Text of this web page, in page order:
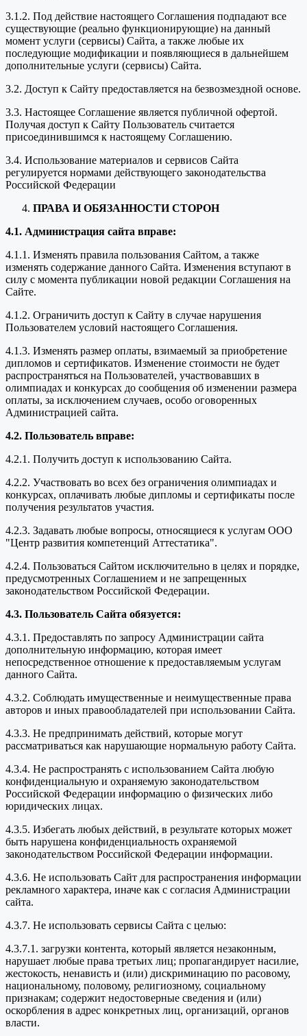
3.1.2. Под действие настоящего Соглашения подпадают все
существующие (реально функционирующие) на данный
момент услуги (сервисы) Сайта, а также любые их
последующие модификации и появляющиеся в дальнейшем
дополнительные услуги (сервисы) Сайта.
3.2. Доступ к Сайту предоставляется на безвозмездной основе.
3.3. Настоящее Соглашение является публичной офертой.
Получая доступ к Сайту Пользователь считается
присоединившимся к настоящему Соглашению.
3.4. Использование материалов и сервисов Сайта
регулируется нормами действующего законодательства
Российской Федерации
ПРАВА И ОБЯЗАННОСТИ СТОРОН
4.1. Администрация сайта вправе:
4.1.1. Изменять правила пользования Сайтом, а также
изменять содержание данного Сайта. Изменения вступают в
силу с момента публикации новой редакции Соглашения на
Сайте.
4.1.2. Ограничить доступ к Сайту в случае нарушения
Пользователем условий настоящего Соглашения.
4.1.3. Изменять размер оплаты, взимаемый за приобретение
дипломов и сертификатов. Изменение стоимости не будет
распространяться на Пользователей, участвовавших в
олимпиадах и конкурсах до сообщения об изменении размера
оплаты, за исключением случаев, особо оговоренных
Администрацией сайта.
4.2. Пользователь вправе:
4.2.1. Получить доступ к использованию Сайта.
4.2.2. Участвовать во всех без ограничения олимпиадах и
конкурсах, оплачивать любые дипломы и сертификаты после
получения результатов участия.
4.2.3. Задавать любые вопросы, относящиеся к услугам ООО
"Центр развития компетенций Аттестатика".
4.2.4. Пользоваться Сайтом исключительно в целях и порядке,
предусмотренных Соглашением и не запрещенных
законодательством Российской Федерации.
4.3. Пользователь Сайта обязуется:
4.3.1. Предоставлять по запросу Администрации сайта
дополнительную информацию, которая имеет
непосредственное отношение к предоставляемым услугам
данного Сайта.
4.3.2. Соблюдать имущественные и неимущественные права
авторов и иных правообладателей при использовании Сайта.
4.3.3. Не предпринимать действий, которые могут
рассматриваться как нарушающие нормальную работу Сайта.
4.3.4. Не распространять с использованием Сайта любую
конфиденциальную и охраняемую законодательством
Российской Федерации информацию о физических либо
юридических лицах.
4.3.5. Избегать любых действий, в результате которых может
быть нарушена конфиденциальность охраняемой
законодательством Российской Федерации информации.
4.3.6. Не использовать Сайт для распространения информации
рекламного характера, иначе как с согласия Администрации
сайта.
4.3.7. Не использовать сервисы Сайта с целью:
4.3.7.1. загрузки контента, который является незаконным,
нарушает любые права третьих лиц; пропагандирует насилие,
жестокость, ненависть и (или) дискриминацию по расовому,
национальному, половому, религиозному, социальному
признакам; содержит недостоверные сведения и (или)
оскорбления в адрес конкретных лиц, организаций, органов
власти.